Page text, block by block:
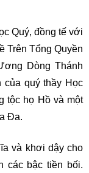
Quý, đồng tế với
Trên Tổng Quyền
Dòng Thánh
của quý thầy Học
tộc họ Hồ và một
Đa.
và khơi dậy cho
các bậc tiền bối.